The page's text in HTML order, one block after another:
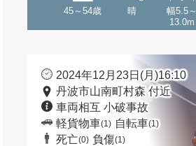
45～54歳 晴
幅5.5～
13.0m
2024年12月23日(月)16:10
丹波市山南町村森 付近
車両相互 小破事故
軽貨物車(1) 自転車(1)
死亡(0) 負傷(1)